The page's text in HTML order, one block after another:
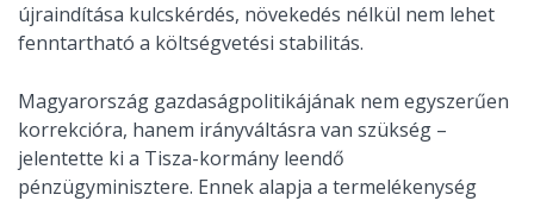
újraindítása kulcskérdés, növekedés nélkül nem lehet
fenntartható a költségvetési stabilitás.
Magyarország gazdaságpolitikájának nem egyszerűen
korrekcióra, hanem irányváltásra van szükség –
jelentette ki a Tisza-kormány leendő
pénzügyminisztere. Ennek alapja a termelékenység